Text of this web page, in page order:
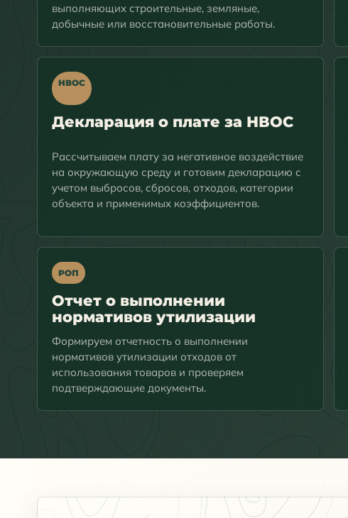
выполняющих строительные, земляные,
добычные или восстановительные работы.
НВОС
Декларация о плате за НВОС
Рассчитываем плату за негативное воздействие
на окружающую среду и готовим декларацию с
учетом выбросов, сбросов, отходов, категории
объекта и применимых коэффициентов.
РОП
Отчет о выполнении
нормативов утилизации
Формируем отчетность о выполнении
нормативов утилизации отходов от
использования товаров и проверяем
подтверждающие документы.